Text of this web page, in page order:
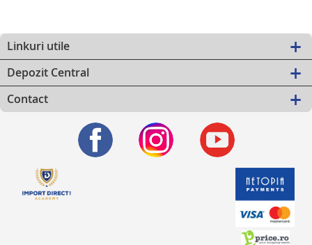
Linkuri utile
Depozit Central
Contact